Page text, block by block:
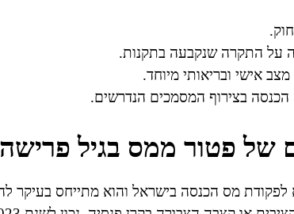
על התקרה שנקבעה בתקנות.
אישי ובריאותי מיוחד.
בצירוף המסמכים הנדרשים.
של פטור ממס בגיל פרישה
ממס נקבע תחת סעיף 9א לפקודת מס הכנסה בישראל והוא